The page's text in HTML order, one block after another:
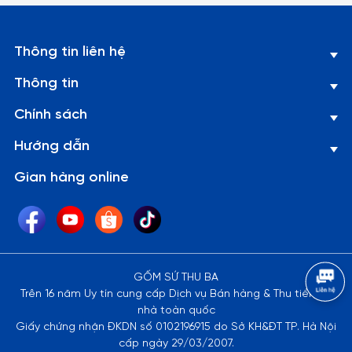
Thông tin liên hệ
Thông tin
Chính sách
Hướng dẫn
Gian hàng online
GỐM SỨ THU BA
Trên 16 năm Uy tín cung cấp Dịch vụ Bán hàng & Thu tiền tại
nhà toàn quốc
Giấy chứng nhận ĐKDN số 0102196915 do Sở KH&ĐT TP. Hà Nội
cấp ngày 29/03/2007.